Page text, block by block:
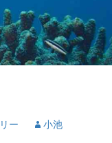
ー 小池